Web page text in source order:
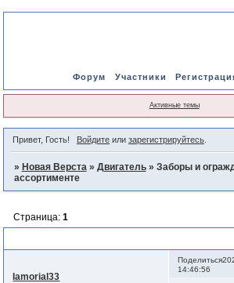
Форум Участники
Активные темы
Привет, Гость! Войдитеили зарегистрируйтесь.
» Новая Верста » Двигатель » Заборы и
ассортименте
Страница: 1
Поделиться
14:46:56
Iamorial33